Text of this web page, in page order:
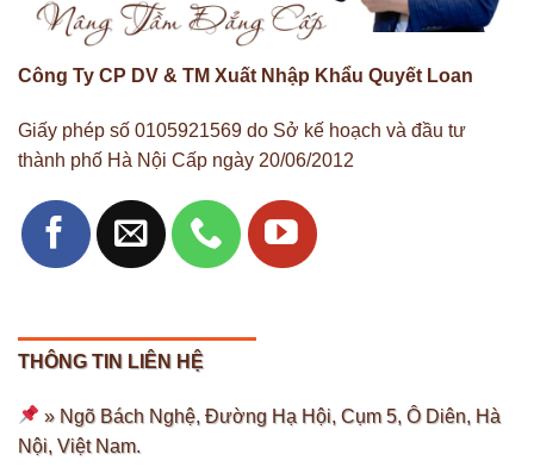
Công Ty CP DV & TM Xuất Nhập Khẩu Quyết Loan
Giấy phép số 0105921569 do Sở kế hoạch và đầu tư
thành phố Hà Nội Cấp ngày 20/06/2012
THÔNG TIN LIÊN HỆ
» Ngõ Bách Nghệ, Đường Hạ Hội, Cụm 5, Ô Diên, Hà
Nội, Việt Nam.